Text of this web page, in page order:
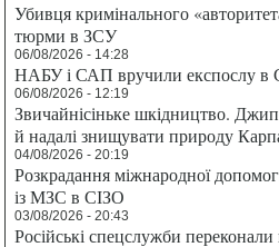
Убивця кримінального
тюрми в ЗСУ
06/08/2026 - 14:28
НАБУ і САП вручили експослу в
06/08/2026 - 12:19
Звичайнісіньке шкідництво.
й надалі знищувати природу
04/08/2026 - 20:19
Розкрадання міжнародної
із МЗС в СІЗО
03/08/2026 - 20:43
Російські спецслужби